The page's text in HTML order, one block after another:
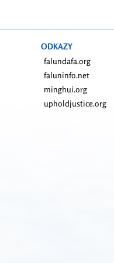
ODKAZY
falundafa.org
faluninfo.net
minghui.org
upholdjustice.org